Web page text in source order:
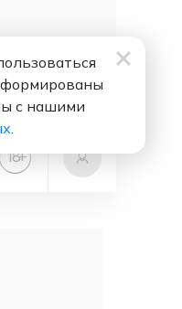
18+
с нашими
.